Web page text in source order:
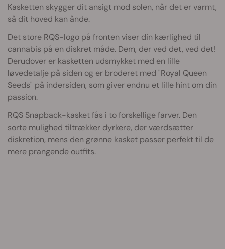
Kasketten skygger dit ansigt mod solen, når det er varmt,
så dit hoved kan ånde.
Det store RQS-logo på fronten viser din kærlighed til
cannabis på en diskret måde. Dem, der ved det, ved det!
Derudover er kasketten udsmykket med en lille
løvedetalje på siden og er broderet med "Royal Queen
Seeds" på indersiden, som giver endnu et lille hint om din
passion.
RQS Snapback-kasket fås i to forskellige farver. Den
sorte mulighed tiltrækker dyrkere, der værdsætter
diskretion, mens den grønne kasket passer perfekt til de
mere prangende outfits.